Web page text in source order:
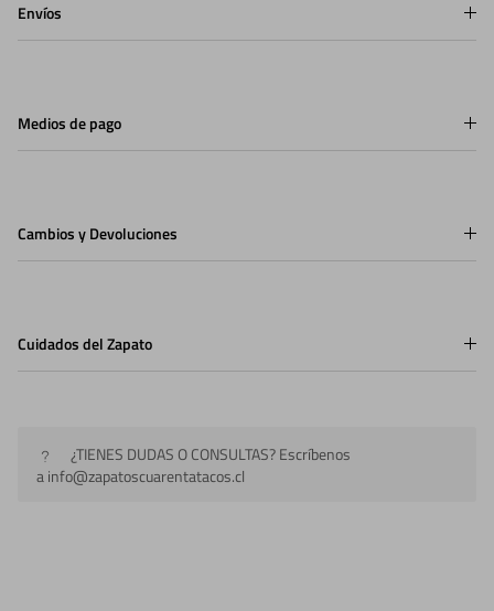
Envíos
Medios de pago
Cambios y Devoluciones
Cuidados del Zapato
¿TIENES DUDAS O CONSULTAS? Escríbenos
a info@zapatoscuarentatacos.cl